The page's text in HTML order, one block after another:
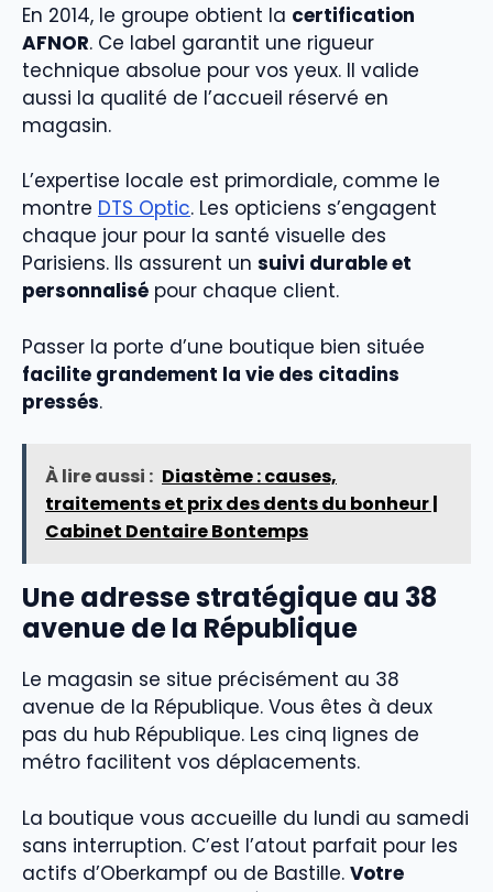
En 2014, le groupe obtient la certification
AFNOR. Ce label garantit une rigueur
technique absolue pour vos yeux. Il valide
aussi la qualité de l’accueil réservé en
magasin.
L’expertise locale est primordiale, comme le
montre DTS Optic. Les opticiens s’engagent
chaque jour pour la santé visuelle des
Parisiens. Ils assurent un suivi durable et
personnalisé pour chaque client.
Passer la porte d’une boutique bien située
facilite grandement la vie des citadins
pressés.
À lire aussi : Diastème : causes,
traitements et prix des dents du bonheur |
Cabinet Dentaire Bontemps
Une adresse stratégique au 38
avenue de la République
Le magasin se situe précisément au 38
avenue de la République. Vous êtes à deux
pas du hub République. Les cinq lignes de
métro facilitent vos déplacements.
La boutique vous accueille du lundi au samedi
sans interruption. C’est l’atout parfait pour les
actifs d’Oberkampf ou de Bastille. Votre